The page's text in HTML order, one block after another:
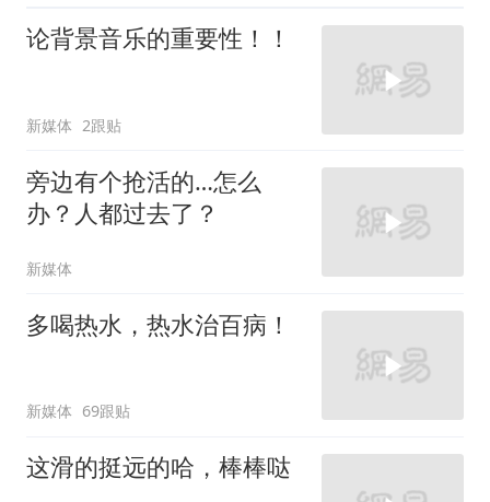
论背景音乐的重要性！！
新媒体 2跟贴
旁边有个抢活的…怎么
办？人都过去了？
新媒体
多喝热水，热水治百病！
新媒体 69跟贴
这滑的挺远的哈，棒棒哒